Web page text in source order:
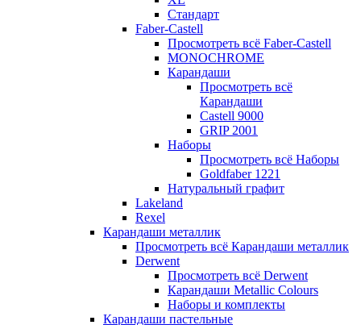
Стандарт
Faber-Castell
Просмотреть всё Faber-Castell
MONOCHROME
Карандаши
Просмотреть всё
Карандаши
Castell 9000
GRIP 2001
Наборы
Просмотреть всё Наборы
Goldfaber 1221
Натуральный графит
Lakeland
Rexel
Карандаши металлик
Просмотреть всё Карандаши металлик
Derwent
Просмотреть всё Derwent
Карандаши Metallic Colours
Наборы и комплекты
Карандаши пастельные